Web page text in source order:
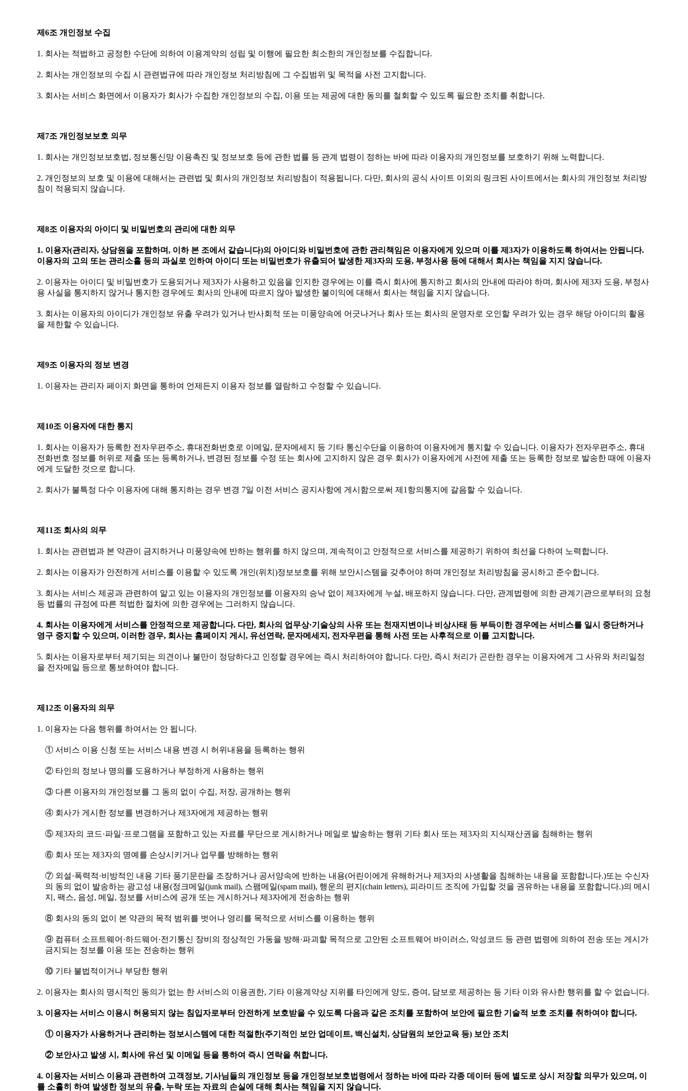
제6조 개인정보 수집
1. 회사는 적법하고 공정한 수단에 의하여 이용계약의 성립 및 이행에 필요한 최소한의 개인정보를 수집합니다.
2. 회사는 개인정보의 수집 시 관련법규에 따라 개인정보 처리방침에 그 수집범위 및 목적을 사전 고지합니다.
3. 회사는 서비스 화면에서 이용자가 회사가 수집한 개인정보의 수집, 이용 또는 제공에 대한 동의를 철회할 수 있도록 필요한 조치를 취합니다.
제7조 개인정보보호 의무
1. 회사는 개인정보보호법, 정보통신망 이용촉진 및 정보보호 등에 관한 법률 등 관계 법령이 정하는 바에 따라 이용자의 개인정보를 보호하기 위해 노력합니다.
2. 개인정보의 보호 및 이용에 대해서는 관련법 및 회사의 개인정보 처리방침이 적용됩니다. 다만, 회사의 공식 사이트 이외의 링크된 사이트에서는 회사의 개인정보 처리방
침이 적용되지 않습니다.
제8조 이용자의 아이디 및 비밀번호의 관리에 대한 의무
1. 이용자(관리자, 상담원을 포함하며, 이하 본 조에서 같습니다)의 아이디와 비밀번호에 관한 관리책임은 이용자에게 있으며 이를 제3자가 이용하도록 하여서는 안됩니다.
이용자의 고의 또는 관리소홀 등의 과실로 인하여 아이디 또는 비밀번호가 유출되어 발생한 제3자의 도용, 부정사용 등에 대해서 회사는 책임을 지지 않습니다.
2. 이용자는 아이디 및 비밀번호가 도용되거나 제3자가 사용하고 있음을 인지한 경우에는 이를 즉시 회사에 통지하고 회사의 안내에 따라야 하며, 회사에 제3자 도용, 부정사
용 사실을 통지하지 않거나 통지한 경우에도 회사의 안내에 따르지 않아 발생한 불이익에 대해서 회사는 책임을 지지 않습니다.
3. 회사는 이용자의 아이디가 개인정보 유출 우려가 있거나 반사회적 또는 미풍양속에 어긋나거나 회사 또는 회사의 운영자로 오인할 우려가 있는 경우 해당 아이디의 활용
을 제한할 수 있습니다.
제9조 이용자의 정보 변경
1. 이용자는 관리자 페이지 화면을 통하여 언제든지 이용자 정보를 열람하고 수정할 수 있습니다.
제10조 이용자에 대한 통지
1. 회사는 이용자가 등록한 전자우편주소, 휴대전화번호로 이메일, 문자메세지 등 기타 통신수단을 이용하여 이용자에게 통지할 수 있습니다. 이용자가 전자우편주소, 휴대
전화번호 정보를 허위로 제출 또는 등록하거나, 변경된 정보를 수정 또는 회사에 고지하지 않은 경우 회사가 이용자에게 사전에 제출 또는 등록한 정보로 발송한 때에 이용자
에게 도달한 것으로 합니다.
2. 회사가 불특정 다수 이용자에 대해 통지하는 경우 변경 7일 이전 서비스 공지사항에 게시함으로써 제1항의통지에 갈음할 수 있습니다.
제11조 회사의 의무
1. 회사는 관련법과 본 약관이 금지하거나 미풍양속에 반하는 행위를 하지 않으며, 계속적이고 안정적으로 서비스를 제공하기 위하여 최선을 다하여 노력합니다.
2. 회사는 이용자가 안전하게 서비스를 이용할 수 있도록 개인(위치)정보보호를 위해 보안시스템을 갖추어야 하며 개인정보 처리방침을 공시하고 준수합니다.
3. 회사는 서비스 제공과 관련하여 알고 있는 이용자의 개인정보를 이용자의 승낙 없이 제3자에게 누설, 배포하지 않습니다. 다만, 관계법령에 의한 관계기관으로부터의 요청
등 법률의 규정에 따른 적법한 절차에 의한 경우에는 그러하지 않습니다.
4. 회사는 이용자에게 서비스를 안정적으로 제공합니다. 다만, 회사의 업무상·기술상의 사유 또는 천재지변이나 비상사태 등 부득이한 경우에는 서비스를 일시 중단하거나
영구 중지할 수 있으며, 이러한 경우, 회사는 홈페이지 게시, 유선연락, 문자메세지, 전자우편을 통해 사전 또는 사후적으로 이를 고지합니다.
5. 회사는 이용자로부터 제기되는 의견이나 불만이 정당하다고 인정할 경우에는 즉시 처리하여야 합니다. 다만, 즉시 처리가 곤란한 경우는 이용자에게 그 사유와 처리일정
을 전자메일 등으로 통보하여야 합니다.
제12조 이용자의 의무
1. 이용자는 다음 행위를 하여서는 안 됩니다.
① 서비스 이용 신청 또는 서비스 내용 변경 시 허위내용을 등록하는 행위
② 타인의 정보나 명의를 도용하거나 부정하게 사용하는 행위
③ 다른 이용자의 개인정보를 그 동의 없이 수집, 저장, 공개하는 행위
④ 회사가 게시한 정보를 변경하거나 제3자에게 제공하는 행위
⑤ 제3자의 코드·파일·프로그램을 포함하고 있는 자료를 무단으로 게시하거나 메일로 발송하는 행위 기타 회사 또는 제3자의 지식재산권을 침해하는 행위
⑥ 회사 또는 제3자의 명예를 손상시키거나 업무를 방해하는 행위
⑦ 외설·폭력적·비방적인 내용 기타 풍기문란을 조장하거나 공서양속에 반하는 내용(어린이에게 유해하거나 제3자의 사생활을 침해하는 내용을 포함합니다.)또는 수신자
의 동의 없이 발송하는 광고성 내용(정크메일(junk mail), 스팸메일(spam mail), 행운의 편지(chain letters), 피라미드 조직에 가입할 것을 권유하는 내용을 포함합니다.)의 메시
지, 팩스, 음성, 메일, 정보를 서비스에 공개 또는 게시하거나 제3자에게 전송하는 행위
⑧ 회사의 동의 없이 본 약관의 목적 범위를 벗어나 영리를 목적으로 서비스를 이용하는 행위
⑨ 컴퓨터 소프트웨어·하드웨어·전기통신 장비의 정상적인 가동을 방해·파괴할 목적으로 고안된 소프트웨어 바이러스, 악성코드 등 관련 법령에 의하여 전송 또는 게시가
금지되는 정보를 이용 또는 전송하는 행위
⑩ 기타 불법적이거나 부당한 행위
2. 이용자는 회사의 명시적인 동의가 없는 한 서비스의 이용권한, 기타 이용계약상 지위를 타인에게 양도, 증여, 담보로 제공하는 등 기타 이와 유사한 행위를 할 수 없습니다.
3. 이용자는 서비스 이용시 허용되지 않는 침입자로부터 안전하게 보호받을 수 있도록 다음과 같은 조치를 포함하여 보안에 필요한 기술적 보호 조치를 취하여야 합니다.
① 이용자가 사용하거나 관리하는 정보시스템에 대한 적절한(주기적인 보안 업데이트, 백신설치, 상담원의 보안교육 등) 보안 조치
② 보안사고 발생 시, 회사에 유선 및 이메일 등을 통하여 즉시 연락을 취합니다.
4. 이용자는 서비스 이용과 관련하여 고객정보, 기사님들의 개인정보 등을 개인정보보호법령에서 정하는 바에 따라 각종 데이터 등에 별도로 상시 저장할 의무가 있으며, 이
를 소홀히 하여 발생한 정보의 유출, 누락 또는 자료의 손실에 대해 회사는 책임을 지지 않습니다.